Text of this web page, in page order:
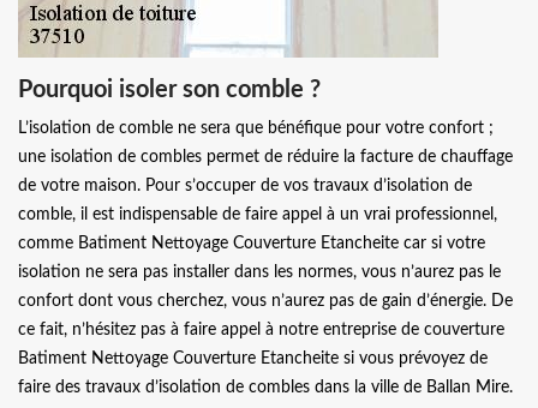
Pourquoi isoler son comble ?
L’isolation de comble ne sera que bénéfique pour votre confort ;
une isolation de combles permet de réduire la facture de chauffage
de votre maison. Pour s’occuper de vos travaux d’isolation de
comble, il est indispensable de faire appel à un vrai professionnel,
comme Batiment Nettoyage Couverture Etancheite car si votre
isolation ne sera pas installer dans les normes, vous n’aurez pas le
confort dont vous cherchez, vous n’aurez pas de gain d’énergie. De
ce fait, n’hésitez pas à faire appel à notre entreprise de couverture
Batiment Nettoyage Couverture Etancheite si vous prévoyez de
faire des travaux d’isolation de combles dans la ville de Ballan Mire.